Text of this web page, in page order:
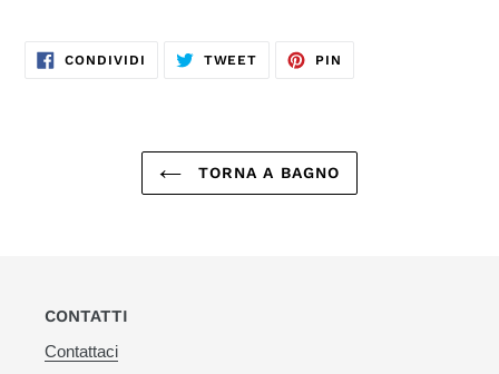
CONDIVIDI CONDIVIDITWEET TWITTA PIN
TORNA A BAGNO
CONTATTI
Contattaci